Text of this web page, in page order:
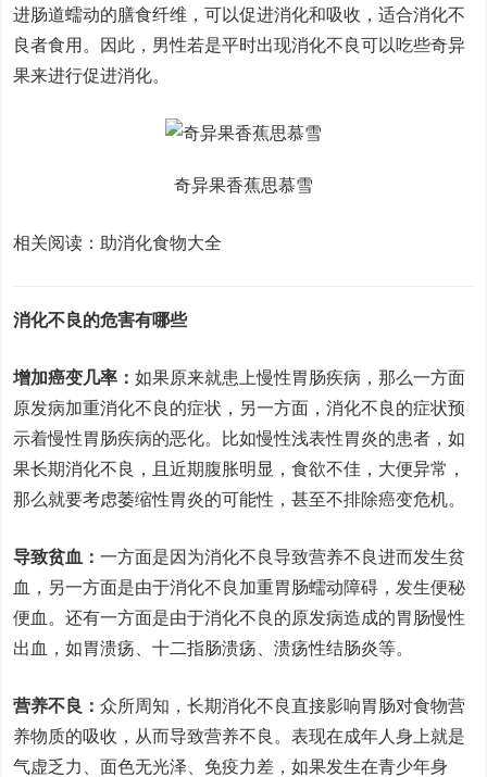
进肠道蠕动的膳食纤维，可以促进消化和吸收，适合消化不
良者食用。因此，男性若是平时出现消化不良可以吃些奇异
果来进行促进消化。
奇异果香蕉思慕雪
相关阅读：助消化食物大全
消化不良的危害有哪些
增加癌变几率：如果原来就患上慢性胃肠疾病，那么一方面
原发病加重消化不良的症状，另一方面，消化不良的症状预
示着慢性胃肠疾病的恶化。比如慢性浅表性胃炎的患者，如
果长期消化不良，且近期腹胀明显，食欲不佳，大便异常，
那么就要考虑萎缩性胃炎的可能性，甚至不排除癌变危机。
导致贫血：一方面是因为消化不良导致营养不良进而发生贫
血，另一方面是由于消化不良加重胃肠蠕动障碍，发生便秘
便血。还有一方面是由于消化不良的原发病造成的胃肠慢性
出血，如胃溃疡、十二指肠溃疡、溃疡性结肠炎等。
营养不良：众所周知，长期消化不良直接影响胃肠对食物营
养物质的吸收，从而导致营养不良。表现在成年人身上就是
气虚乏力、面色无光泽、免疫力差，如果发生在青少年身